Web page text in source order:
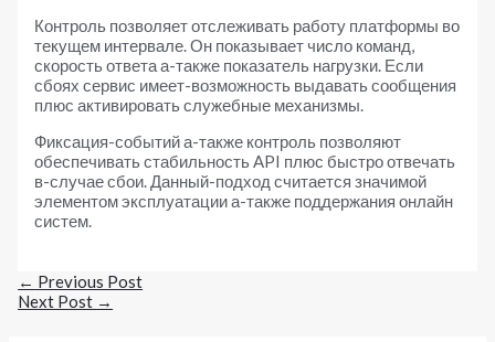
Контроль позволяет отслеживать работу платформы во
текущем интервале. Он показывает число команд,
скорость ответа а-также показатель нагрузки. Если
сбоях сервис имеет-возможность выдавать сообщения
плюс активировать служебные механизмы.
Фиксация-событий а-также контроль позволяют
обеспечивать стабильность API плюс быстро отвечать
в-случае сбои. Данный-подход считается значимой
элементом эксплуатации а-также поддержания онлайн
систем.
← Previous Post
Next Post →